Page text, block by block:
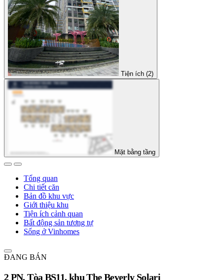
Tiện ích (2)
Mặt bằng tầng
Tổng quan
Chi tiết căn
Bản đồ khu vực
Giới thiệu khu
Tiện ích cảnh quan
Bất động sản tương tự
Sống ở Vinhomes
ĐANG BÁN
2 PN, Tòa BS11, khu The Beverly Solari